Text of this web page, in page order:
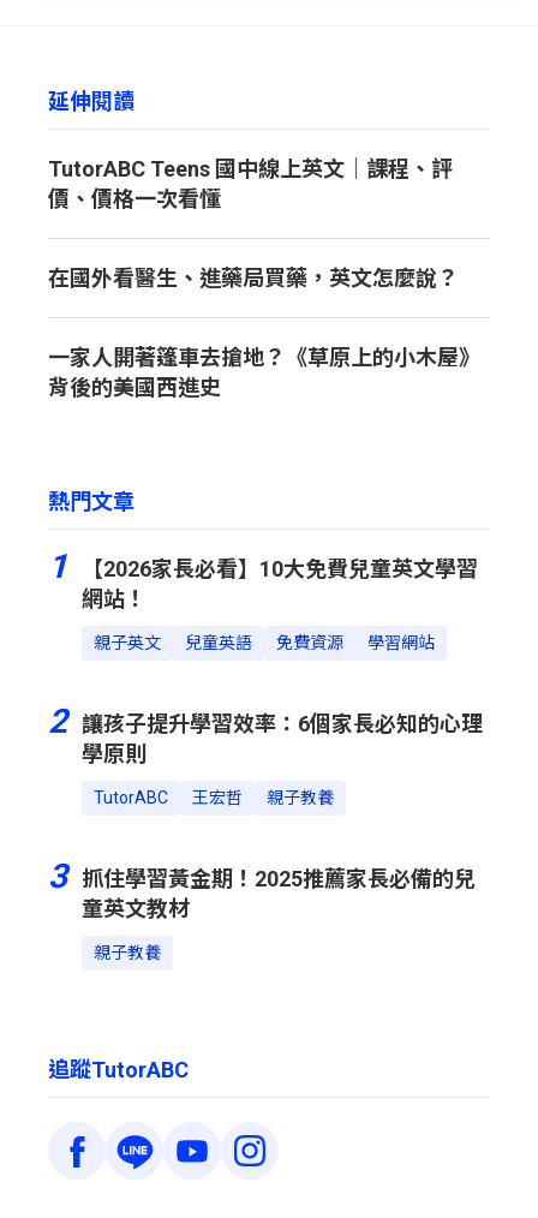
延伸閱讀
TutorABC Teens 國中線上英文｜課程、評
價、價格一次看懂
在國外看醫生、進藥局買藥，英文怎麼說？
一家人開著篷車去搶地？《草原上的小木屋》
背後的美國西進史
熱門文章
1
【2026家長必看】10大免費兒童英文學習
網站！
親子英文 兒童英語 免費資源 學習網站
2
讓孩子提升學習效率：6個家長必知的心理
學原則
TutorABC 王宏哲 親子教養
3
抓住學習黃金期！2025推薦家長必備的兒
童英文教材
親子教養
追蹤TutorABC